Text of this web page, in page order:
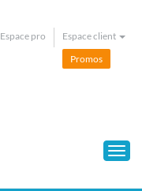
Espace pro
Espace client
Promos